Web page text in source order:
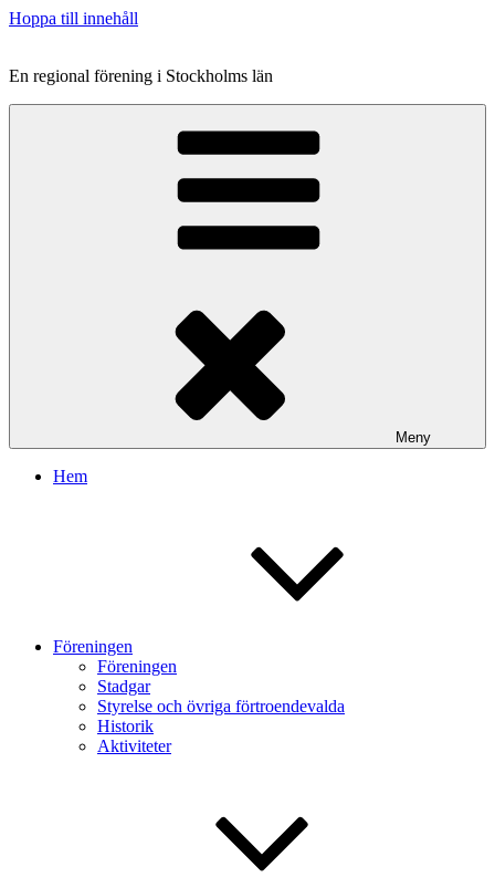
Hoppa till innehåll
En regional förening i Stockholms län
Meny
Hem
Föreningen
Föreningen
Stadgar
Styrelse och övriga förtroendevalda
Historik
Aktiviteter